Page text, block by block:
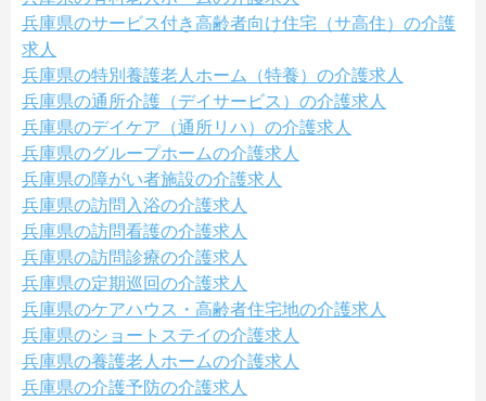
兵庫県のサービス付き高齢者向け住宅（サ高住）の介護
求人
兵庫県の特別養護老人ホーム（特養）の介護求人
兵庫県の通所介護（デイサービス）の介護求人
兵庫県のデイケア（通所リハ）の介護求人
兵庫県のグループホームの介護求人
兵庫県の障がい者施設の介護求人
兵庫県の訪問入浴の介護求人
兵庫県の訪問看護の介護求人
兵庫県の訪問診療の介護求人
兵庫県の定期巡回の介護求人
兵庫県のケアハウス・高齢者住宅地の介護求人
兵庫県のショートステイの介護求人
兵庫県の養護老人ホームの介護求人
兵庫県の介護予防の介護求人